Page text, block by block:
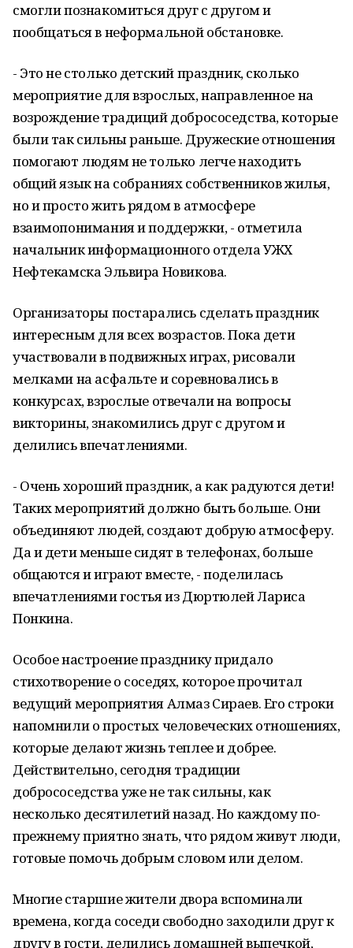
смогли познакомиться друг с другом и
пообщаться в неформальной обстановке.
- Это не столько детский праздник, сколько
мероприятие для взрослых, направленное на
возрождение традиций добрососедства, которые
были так сильны раньше. Дружеские отношения
помогают людям не только легче находить
общий язык на собраниях собственников жилья,
но и просто жить рядом в атмосфере
взаимопонимания и поддержки, - отметила
начальник информационного отдела УЖХ
Нефтекамска Эльвира Новикова.
Организаторы постарались сделать праздник
интересным для всех возрастов. Пока дети
участвовали в подвижных играх, рисовали
мелками на асфальте и соревновались в
конкурсах, взрослые отвечали на вопросы
викторины, знакомились друг с другом и
делились впечатлениями.
- Очень хороший праздник, а как радуются дети!
Таких мероприятий должно быть больше. Они
объединяют людей, создают добрую атмосферу.
Да и дети меньше сидят в телефонах, больше
общаются и играют вместе, - поделилась
впечатлениями гостья из Дюртюлей Лариса
Понкина.
Особое настроение празднику придало
стихотворение о соседях, которое прочитал
ведущий мероприятия Алмаз Сираев. Его строки
напомнили о простых человеческих отношениях,
которые делают жизнь теплее и добрее.
Действительно, сегодня традиции
добрососедства уже не так сильны, как
несколько десятилетий назад. Но каждому по-
прежнему приятно знать, что рядом живут люди,
готовые помочь добрым словом или делом.
Многие старшие жители двора вспоминали
времена, когда соседи свободно заходили друг к
другу в гости, делились домашней выпечкой,